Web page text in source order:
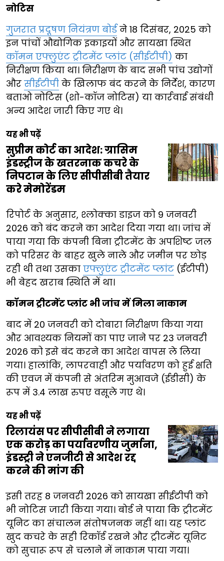
नोटिस
गुजरात प्रदूषण नियंत्रण बोर्डने 18 दिसंबर, 2025 को
इन पांचों औद्योगिक इकाइयों और सायखा स्थित
कॉमन एफ्लुएंट ट्रीटमेंट प्लांट (सीईटीपी) का
निरीक्षण किया था। निरीक्षण के बाद सभी पांच उद्योगों
और सीईटीपी के खिलाफ बंद करने के निर्देश, कारण
बताओ नोटिस (शो-कॉज नोटिस) या कार्रवाई संबंधी
अन्य आदेश जारी किए गए थे।
यह भी पढ़ें
सुप्रीम कोर्ट का आदेश: ग्रासिम
इंडस्ट्रीज के खतरनाक कचरे के
निपटान के लिए सीपीसीबी तैयार
करे मेमोरेंडम
रिपोर्ट के अनुसार, श्लोक्का डाइज को 9 जनवरी
2026 को बंद करने का आदेश दिया गया था। जांच में
पाया गया कि कंपनी बिना ट्रीटमेंट के अपशिष्ट जल
को परिसर के बाहर खुले नाले और जमीन पर छोड़
रही थी तथा उसका एफ्लुएंट ट्रीटमेंट प्लांट (ईटीपी)
भी बेहद खराब स्थिति में था।
कॉमन ट्रीटमेंट प्लांट भी जांच में मिला नाकाम
बाद में 20 जनवरी को दोबारा निरीक्षण किया गया
और आवश्यक नियमों का पाए जाने पर 23 जनवरी
2026 को इसे बंद करने का आदेश वापस ले लिया
गया। हालांकि, लापरवाही और पर्यावरण को हुई क्षति
की एवज में कंपनी से अंतरिम मुआवजे (ईडीसी) के
रूप में 3.4 लाख रुपए वसूले गए थे।
यह भी पढ़ें
रिलायंस पर सीपीसीबी ने लगाया
एक करोड़ का पर्यावरणीय जुर्माना,
इंडस्ट्री ने एनजीटी से आदेश रद्द
करने की मांग की
इसी तरह 8 जनवरी 2026 को सायखा सीईटीपी को
भी नोटिस जारी किया गया। बोर्ड ने पाया कि ट्रीटमेंट
यूनिट का संचालन संतोषजनक नहीं था। यह प्लांट
खुद कचरे के सही रिकॉर्ड रखने और ट्रीटमेंट यूनिट
को सुचारू रूप से चलाने में नाकाम पाया गया।